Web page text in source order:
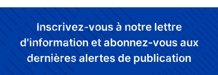
Inscrivez-vous à notre lettre
d'information et abonnez-vous aux
dernières alertes de publication